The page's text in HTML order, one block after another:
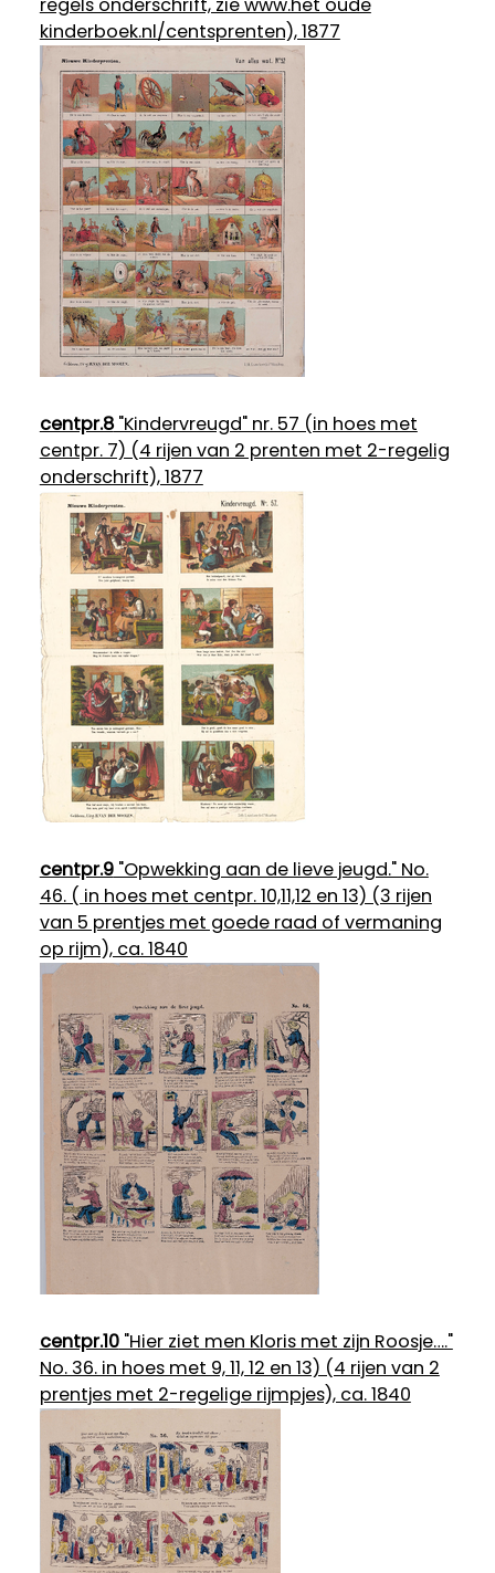
kinderboek.nl/centsprenten), 1877
centpr.8"Kindervreugd" nr. 57 (in hoes met
centpr. 7) (4 rijen van 2 prenten met 2-regelig
onderschrift), 1877
centpr.9"Opwekking aan de lieve jeugd." No.
46. ( in hoes met centpr. 10,11,12 en 13) (3 rijen
van 5 prentjes met goede raad of vermaning
op rijm), ca. 1840
centpr.10"Hier ziet men Kloris met zijn Roosje…."
No. 36. in hoes met 9, 11, 12 en 13) (4 rijen van 2
prentjes met 2-regelige rijmpjes), ca. 1840